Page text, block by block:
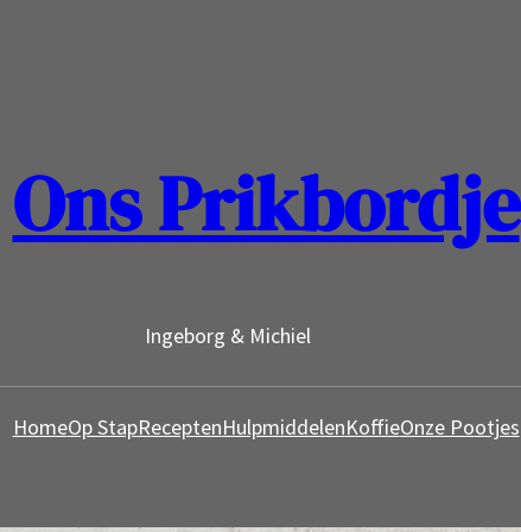
Ons Prikbordje
Ingeborg & Michiel
HomeOp StapReceptenHulpmiddelenKoffieOnze Pootjes